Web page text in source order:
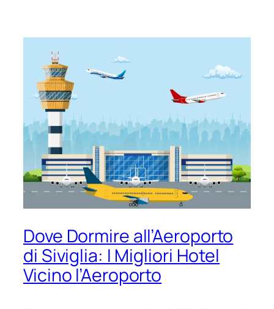
Dove Dormire all’Aeroporto
di Siviglia: I Migliori Hotel
Vicino l’Aeroporto